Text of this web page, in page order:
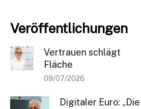
Veröffentlichungen
Vertrauen schlägt
Fläche
09/07/2026
Digitaler Euro: